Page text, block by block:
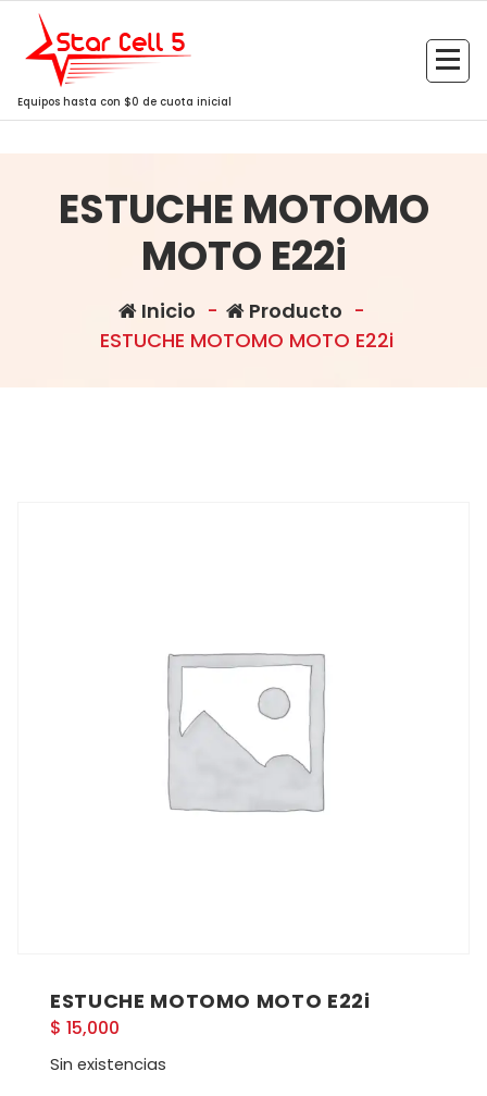
Saltar
contenido
Equipos hasta con $0 de cuota inicial
ESTUCHE MOTOMO
MOTO E22i
Inicio - Producto -
ESTUCHE MOTOMO MOTO E22i
ESTUCHE MOTOMO MOTO E22i
$ 15,000
Sin existencias